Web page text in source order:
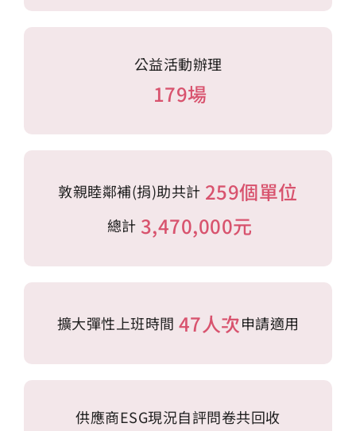
公益活動辦理
179場
敦親睦鄰補(捐)助共計 259個單位
總計 3,470,000元
擴大彈性上班時間 47人次申請適用
供應商ESG現況自評問卷共回收